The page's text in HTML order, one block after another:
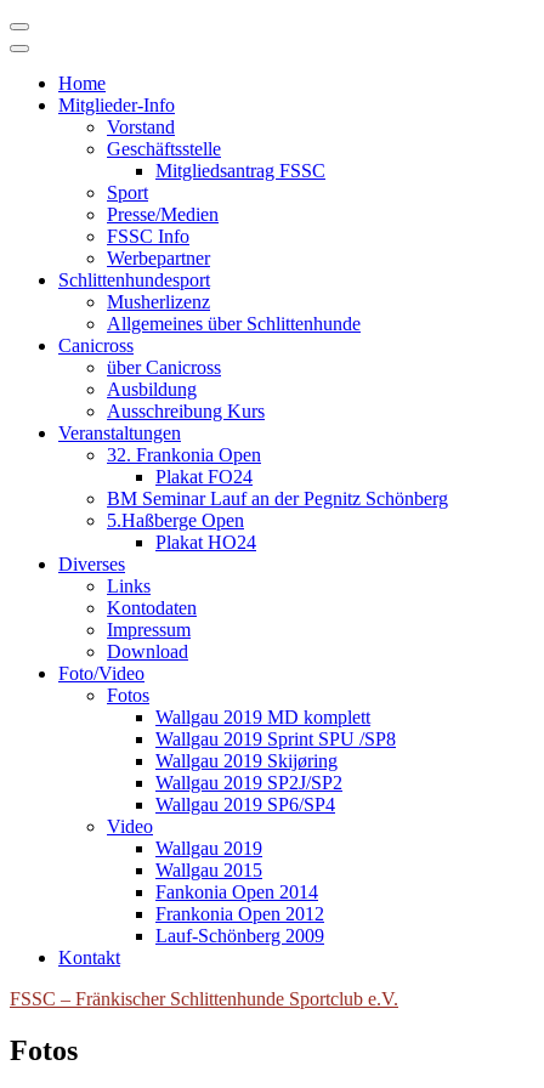
Skip
to
Home
Mitglieder-Info
Vorstand
Geschäftsstelle
Mitgliedsantrag FSSC
Sport
Presse/Medien
FSSC Info
Werbepartner
Schlittenhundesport
Musherlizenz
Allgemeines über Schlittenhunde
Canicross
über Canicross
Ausbildung
Ausschreibung Kurs
Veranstaltungen
32. Frankonia Open
Plakat FO24
BM Seminar Lauf an der Pegnitz Schönberg
5.Haßberge Open
Plakat HO24
Diverses
Links
Kontodaten
Impressum
Download
Foto/Video
Fotos
Wallgau 2019 MD komplett
Wallgau 2019 Sprint SPU /SP8
Wallgau 2019 Skijøring
Wallgau 2019 SP2J/SP2
Wallgau 2019 SP6/SP4
Video
Wallgau 2019
Wallgau 2015
Fankonia Open 2014
Frankonia Open 2012
Lauf-Schönberg 2009
Kontakt
FSSC – Fränkischer Schlittenhunde Sportclub e.V.
Fotos